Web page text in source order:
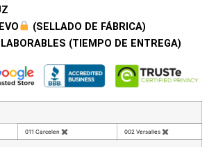
(SELLADO DE FÁBRICA)
LABORABLES (TIEMPO DE ENTREGA)
011 Carcelen ✖ 002 Versalles ✖